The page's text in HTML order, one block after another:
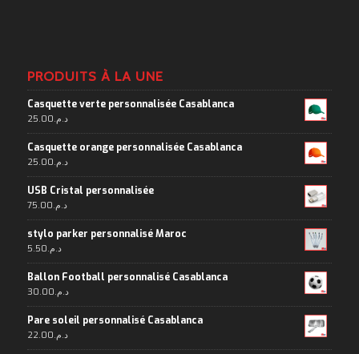
PRODUITS À LA UNE
Casquette verte personnalisée Casablanca
د.م.25.00
Casquette orange personnalisée Casablanca
د.م.25.00
USB Cristal personnalisée
د.م.75.00
stylo parker personnalisé Maroc
د.م.5.50
Ballon Football personnalisé Casablanca
د.م.30.00
Pare soleil personnalisé Casablanca
د.م.22.00